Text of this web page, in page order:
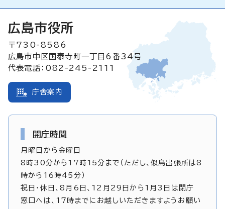
広島市役所
〒730-8586
広島市中区国泰寺町一丁目6番34号
代表電話：082-245-2111
庁舎案内
開庁時間
月曜日から金曜日
8時30分から17時15分まで（ただし、似島出張所は8
時から16時45分）
祝日・休日、8月6日、12月29日から1月3日は閉庁
窓口へは、17時までにお越しいただきますようお願い